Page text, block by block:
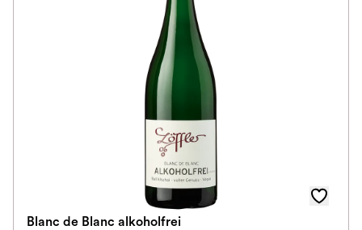
Blanc de Blanc alkoholfrei